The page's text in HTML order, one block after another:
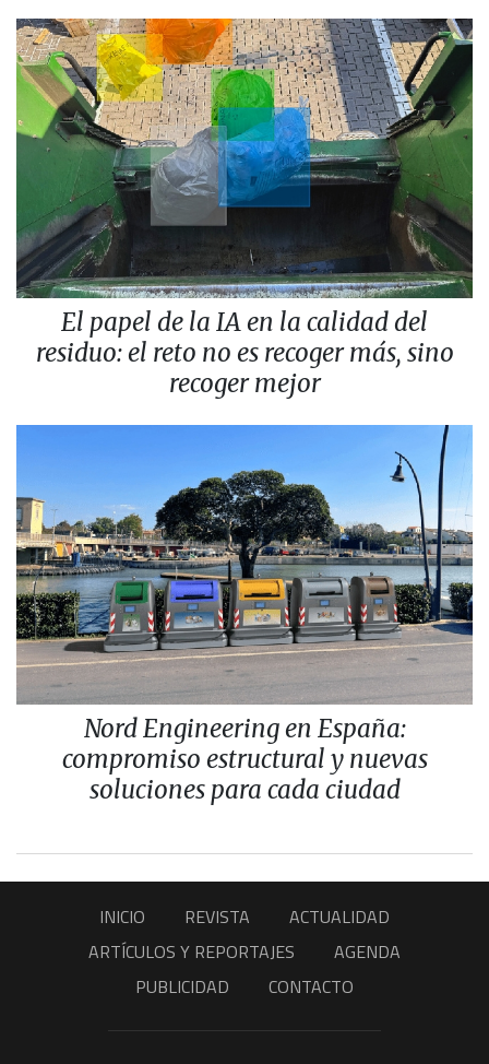
El papel de la IA en la calidad del
residuo: el reto no es recoger más, sino
recoger mejor
Nord Engineering en España:
compromiso estructural y nuevas
soluciones para cada ciudad
INICIO REVISTA
ACTUALIDAD
ARTÍCULOS Y REPORTAJES
AGENDA
PUBLICIDAD
CONTACTO